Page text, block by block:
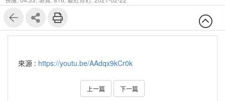
來源 : https://youtu.be/AAdqx9kCr0k
上一篇 下一篇